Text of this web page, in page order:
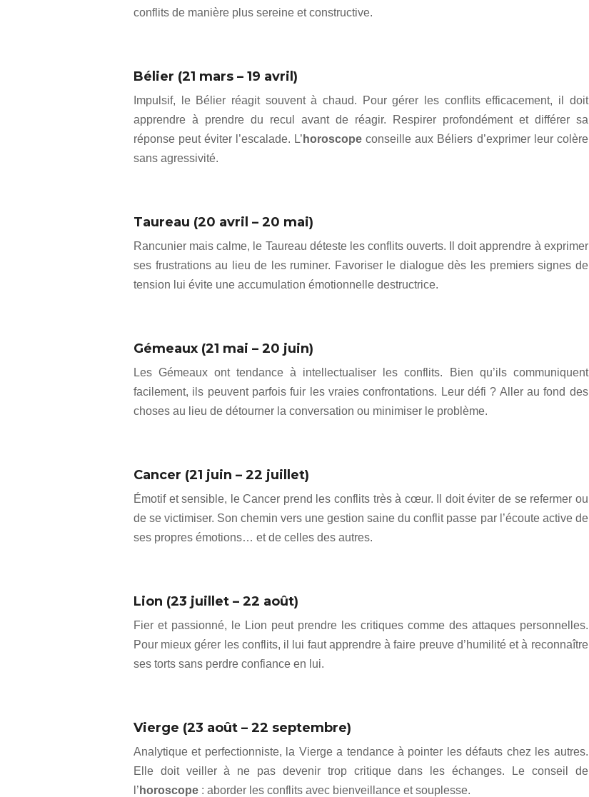
conflits de manière plus sereine et constructive.
Bélier (21 mars – 19 avril)
Impulsif, le Bélier réagit souvent à chaud. Pour gérer les conflits efficacement, il doit
apprendre à prendre du recul avant de réagir. Respirer profondément et différer sa
réponse peut éviter l’escalade. L’ horoscope conseille aux Béliers d’exprimer leur colère
sans agressivité.
Taureau (20 avril – 20 mai)
Rancunier mais calme, le Taureau déteste les conflits ouverts. Il doit apprendre à exprimer
ses frustrations au lieu de les ruminer. Favoriser le dialogue dès les premiers signes de
tension lui évite une accumulation émotionnelle destructrice.
Gémeaux (21 mai – 20 juin)
Les Gémeaux ont tendance à intellectualiser les conflits. Bien qu’ils communiquent
facilement, ils peuvent parfois fuir les vraies confrontations. Leur défi ? Aller au fond des
choses au lieu de détourner la conversation ou minimiser le problème.
Cancer (21 juin – 22 juillet)
Émotif et sensible, le Cancer prend les conflits très à cœur. Il doit éviter de se refermer ou
de se victimiser. Son chemin vers une gestion saine du conflit passe par l’écoute active de
ses propres émotions… et de celles des autres.
Lion (23 juillet – 22 août)
Fier et passionné, le Lion peut prendre les critiques comme des attaques personnelles.
Pour mieux gérer les conflits, il lui faut apprendre à faire preuve d’humilité et à reconnaître
ses torts sans perdre confiance en lui.
Vierge (23 août – 22 septembre)
Analytique et perfectionniste, la Vierge a tendance à pointer les défauts chez les autres.
Elle doit veiller à ne pas devenir trop critique dans les échanges. Le conseil de
l’ horoscope : aborder les conflits avec bienveillance et souplesse.